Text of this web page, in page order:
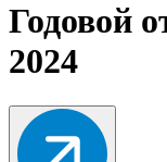
Годовой
2024